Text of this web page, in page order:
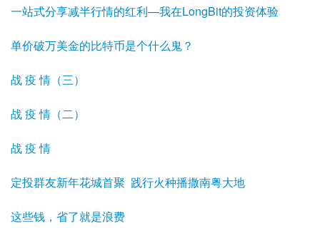
一站式分享减半行情的红利—我在LongBit的投资体验
单价破万美金的比特币是个什么鬼？
战 疫 情（三）
战 疫 情（二）
战 疫 情
定投群友新年花城首聚 践行火种播撒南粤大地
这些钱，省了就是浪费